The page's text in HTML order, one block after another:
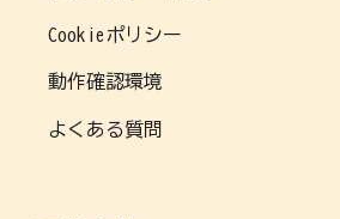
Cookieポリシー
動作確認環境
よくある質問